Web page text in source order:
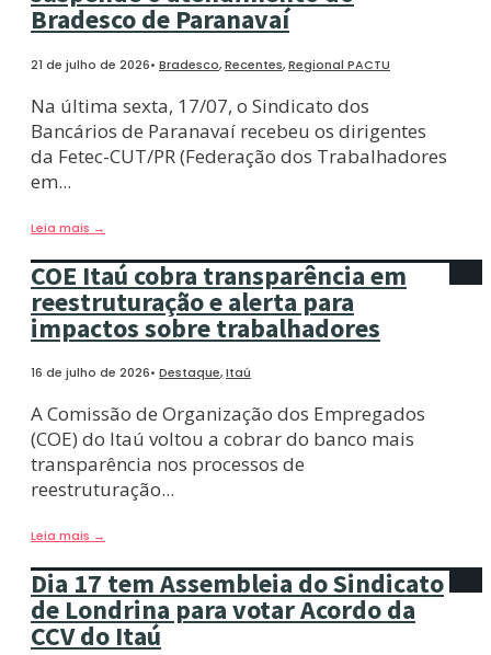
Bradesco de Paranavaí
21 de julho de 2026• Bradesco,Recentes,Regional PACTU
Na última sexta, 17/07, o Sindicato dos
Bancários de Paranavaí recebeu os dirigentes
da Fetec-CUT/PR (Federação dos Trabalhadores
em...
Leia mais →
COE Itaú cobra transparência em
reestruturação e alerta para
impactos sobre trabalhadores
16 de julho de 2026• Destaque,Itaú
A Comissão de Organização dos Empregados
(COE) do Itaú voltou a cobrar do banco mais
transparência nos processos de
reestruturação...
Leia mais →
Dia 17 tem Assembleia do Sindicato
de Londrina para votar Acordo da
CCV do Itaú